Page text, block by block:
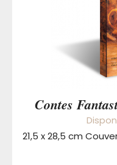
Contes
21,5 x 28,5 cm